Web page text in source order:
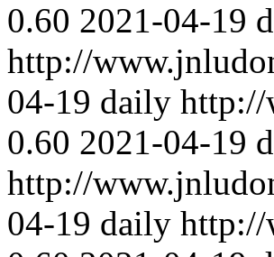
0.60 2021-04-19
http://
04-19 daily http://
0.60 2021-04-19
http://
04-19 daily http://